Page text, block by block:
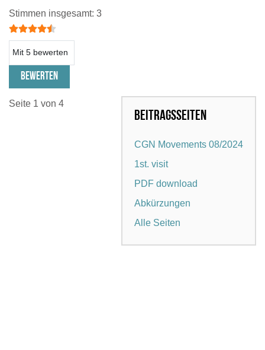
Bewertung:4.5/5
Stimmen insgesamt: 3
Bitte bewerten
Beitragsseiten
CGN Movements 08/2024
1st. visit
PDF download
Abkürzungen
Alle Seiten
Seite 1 von 4